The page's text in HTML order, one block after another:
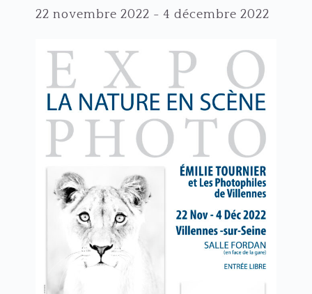
22 novembre 2022 - 4 décembre 2022